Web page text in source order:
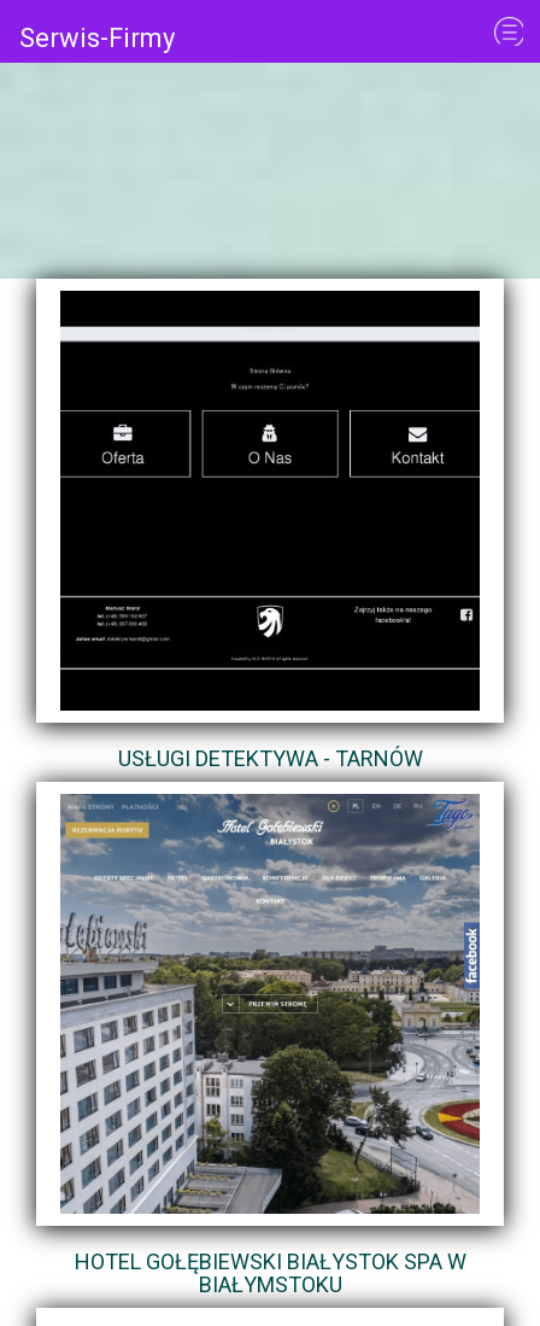
Serwis-Firmy
USŁUGI DETEKTYWA - TARNÓW
HOTEL GOŁĘBIEWSKI BIAŁYSTOK SPA W
BIAŁYMSTOKU